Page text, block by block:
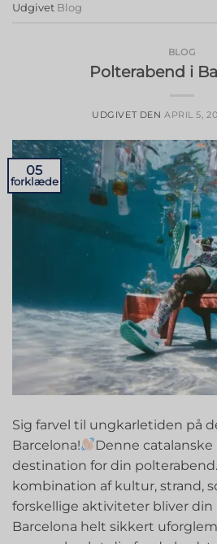
Udgivet Blog
BLOG
Polterabend i
UDGIVET DEN APRIL 5,
05
forklæde
Sig farvel til ungkarletiden på
Barcelona!
Denne
destination for din
kombination af kultur, strand,
forskellige aktiviteter bliver din
Barcelona helt sikkert